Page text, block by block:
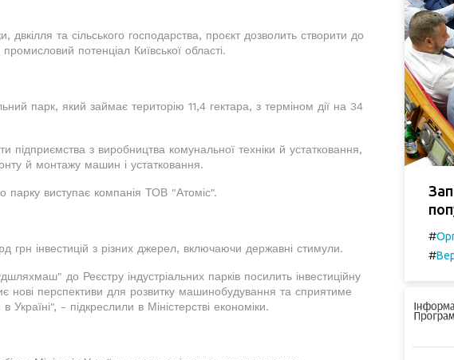
двкілля та сільського господарства, проєкт дозволить створити до
потенціал Київської області.
парк, який займає територію 11,4 гектара, з терміном дії на 34
підприємства з виробництва комунальної техніки й устатковання,
й монтажу машин і устатковання.
парку виступає компанія ТОВ "Атоміс".
грн інвестицій з різних джерел, включаючи державні стимули.
до Реєстру індустріальних парків посилить інвестиційну
нові перспективи для розвитку машинобудування та сприятиме
- підкреслили в Міністерстві економіки.
#
#